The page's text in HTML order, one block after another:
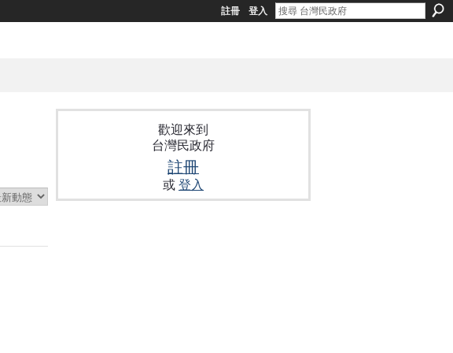
註冊 登入
歡迎來到
台灣民政府
註冊
或登入